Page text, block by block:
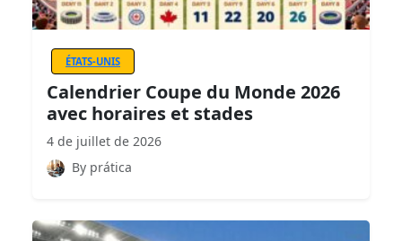
ÉTATS-UNIS
Calendrier Coupe du Monde 2026
avec horaires et stades
4 de juillet de 2026
By prática